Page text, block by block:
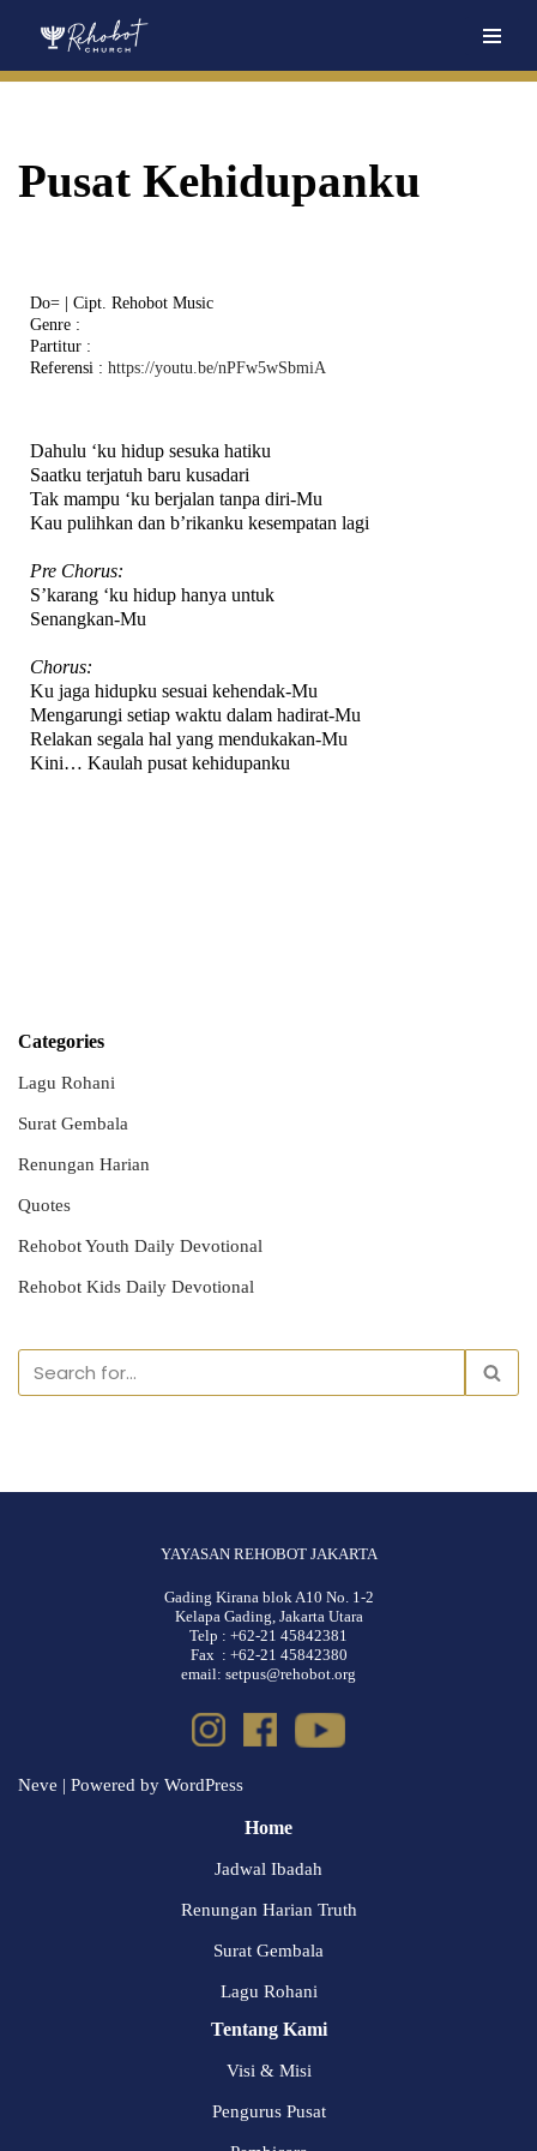
Pusat Kehidupanku
Do= | Cipt. Rehobot Music
Genre :
Partitur :
Referensi : https://youtu.be/nPFw5wSbmiA
Dahulu ‘ku hidup sesuka hatiku
Saatku terjatuh baru kusadari
Tak mampu ‘ku berjalan tanpa diri-Mu
Kau pulihkan dan b’rikanku kesempatan lagi
Pre Chorus:
S’karang ‘ku hidup hanya untuk
Senangkan-Mu
Chorus:
Ku jaga hidupku sesuai kehendak-Mu
Mengarungi setiap waktu dalam hadirat-Mu
Relakan segala hal yang mendukakan-Mu
Kini… Kaulah pusat kehidupanku
Categories
Lagu Rohani
Surat Gembala
Renungan Harian
Quotes
Rehobot Youth Daily Devotional
Rehobot Kids Daily Devotional
YAYASAN REHOBOT JAKARTA
Gading Kirana blok A10 No. 1-2
Kelapa Gading, Jakarta Utara
Telp : +62-21 45842381
Fax : +62-21 45842380
email: setpus@rehobot.org
Neve | Powered by WordPress
Home
Jadwal Ibadah
Renungan Harian Truth
Surat Gembala
Lagu Rohani
Tentang Kami
Visi & Misi
Pengurus Pusat